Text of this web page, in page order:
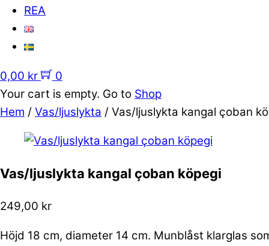
REA
0,00 kr
0
Your cart is empty. Go to Shop
Hem / Vas/ljuslykta / Vas/ljuslykta kangal çoban
Vas/ljuslykta kangal çoban köpegi
249,00 kr
Höjd 18 cm, diameter 14 cm. Munblåst klarglas